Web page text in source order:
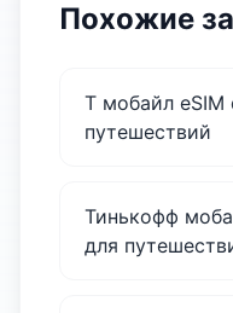
Похожие
Т мобайл
путешествий
Тинькофф
для